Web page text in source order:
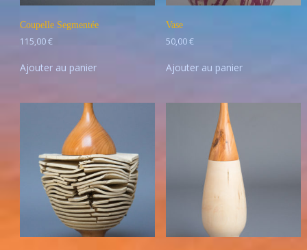
Coupelle Segmentée
115,00€
Ajouter au panier
Vase
50,00€
Ajouter au panier